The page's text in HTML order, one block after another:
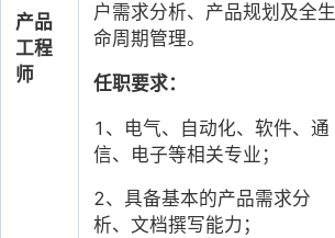
产品
工程
师
户需求分析、产品规划及全生
命周期管理。
任职要求：
1、电气、自动化、软件、通
信、电子等相关专业；
2、具备基本的产品需求分
析、文档撰写能力；